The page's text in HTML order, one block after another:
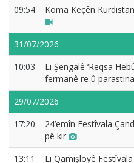
09:54
Koma Keçên
31/07/2026
10:03
Li Şengalê ‘Reqsa
fermanê re û
29/07/2026
17:20
24’emîn Festîvala
pê kir
13:11
Li Qamişloyê